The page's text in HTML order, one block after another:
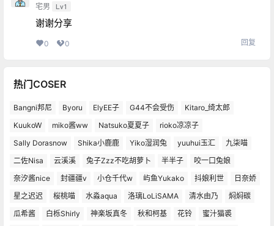
宅男 Lv1
谢谢分享
0 0 回复
热门COSER
Bangni邦尼 Byoru ElyEE子 G44不会受伤
Kitaro_绮太郎
KuukoW
miko酱ww Natsuko夏夏子
rioko凉凉子
Sally Dorasnow
Shika小鹿鹿 Yiko湿润兔 yuuhui玉汇
九柒喵
二佐Nisa
云溪溪 兔子Zzz不吃胡萝卜 半半子
咬一口兔娘
奈汐酱nice
封疆疆v 小仓千代w 屿鱼Yukako 抖娘利世
日奈娇
星之迟迟
桜桃喵 水淼aqua 洛璃LoLiSAMA 清水由乃
焖焖碳
瓜希酱
白栎Shirly 神楽坂真冬 秋和柯基 花铃
蜜汁猫裘